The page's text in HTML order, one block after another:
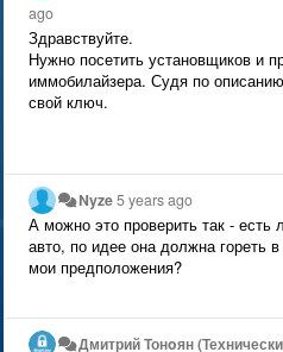
ago
Здравствуйте.
Нужно посетить установщиков и
иммобилайзера. Судя по
свой ключ.
Nyze5 years ago
А можно это проверить так - есть
авто, по идее она должна гореть
мои предположения?
Дмитрий Тонoян